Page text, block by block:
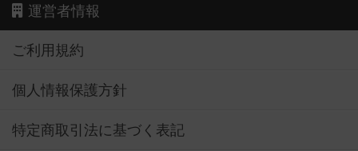
運営者情報
ご利用規約
個人情報保護方針
特定商取引法に基づく表記